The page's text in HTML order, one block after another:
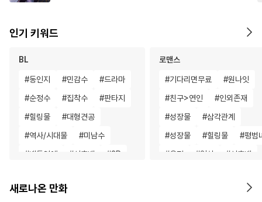
인기 키워드
BL
#동인지 #민감수 #드라마
#순정수 #집착수 #판타지
#힐링물 #대형견공
#역사/시대물 #미남수
#배틀연애 #선후배 #3P
#예민수 #대물공
로맨스
#기다리면무료 #원나잇
#친구>연인 #인외존재
#성장물 #삼각관계
#성장물 #힐링물 #평범
#우정 #일상 #선후배
새로나온 만화